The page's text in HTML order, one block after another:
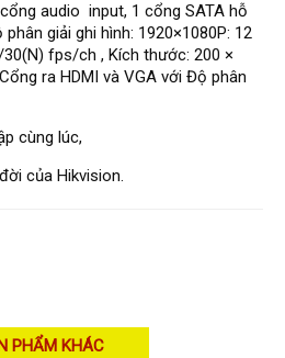
audio input, 1 cổng SATA hỗ
giải ghi hình: 1920×1080P: 12
fps/ch , Kích thước: 200 ×
ra HDMI và VGA với Độ phân
cùng lúc,
của Hikvision.
PHẨM KHÁC